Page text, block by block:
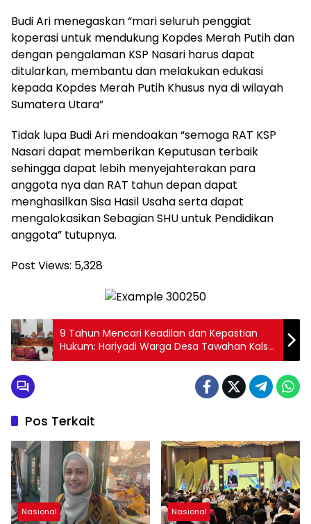
Budi Ari menegaskan “mari seluruh penggiat
koperasi untuk mendukung Kopdes Merah Putih dan
dengan pengalaman KSP Nasari harus dapat
ditularkan, membantu dan melakukan edukasi
kepada Kopdes Merah Putih Khusus nya di wilayah
Sumatera Utara”
Tidak lupa Budi Ari mendoakan “semoga RAT KSP
Nasari dapat memberikan Keputusan terbaik
sehingga dapat lebih menyejahterakan para
anggota nya dan RAT tahun depan dapat
menghasilkan Sisa Hasil Usaha serta dapat
mengalokasikan Sebagian SHU untuk Pendidikan
anggota” tutupnya.
Post Views: 5,328
9 Tahun Mencari Keadilan dan Kepastian
Hukum: Hariyadi Warga Desa Tawahan Kalsel
Gugat Adaro Group ke Ibukota.
Pos Terkait
Nasional Nasional